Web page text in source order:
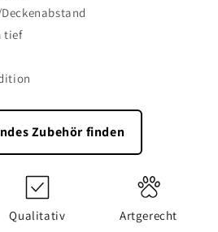
tief
Zubehör finden
Qualitativ Artgerecht